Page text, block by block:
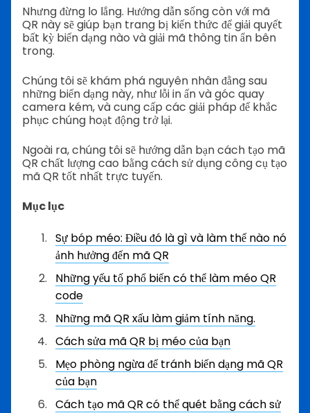
Nhưng đừng lo lắng. Hướng dẫn sống còn với mã
QR này sẽ giúp bạn trang bị kiến thức để giải quyết
bất kỳ biến dạng nào và giải mã thông tin ẩn bên
trong.
Chúng tôi sẽ khám phá nguyên nhân đằng sau
những biến dạng này, như lỗi in ấn và góc quay
camera kém, và cung cấp các giải pháp để khắc
phục chúng hoạt động trở lại.
Ngoài ra, chúng tôi sẽ hướng dẫn bạn cách tạo mã
QR chất lượng cao bằng cách sử dụng công cụ tạo
mã QR tốt nhất trực tuyến.
Mục lục
Sự bóp méo: Điều đó là gì và làm thế nào nó
ảnh hưởng đến mã QR
Những yếu tố phổ biến có thể làm méo QR
code
Những mã QR xấu làm giảm tính năng.
Cách sửa mã QR bị méo của bạn
Mẹo phòng ngừa để tránh biến dạng mã QR
của bạn
Cách tạo mã QR có thể quét bằng cách sử